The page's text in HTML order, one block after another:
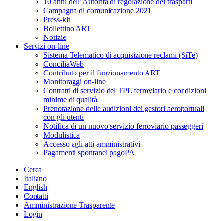
10 anni dell’Autorità di regolazione dei trasporti
Campagna di comunicazione 2021
Press-kit
Bollettino ART
Notizie
Servizi on-line
Sistema Telematico di acquisizione reclami (SiTe)
ConciliaWeb
Contributo per il funzionamento ART
Monitoraggi on-line
Contratti di servizio del TPL ferroviario e condizioni
minime di qualità
Prenotazione delle audizioni dei gestori aeroportuali
con gli utenti
Notifica di un nuovo servizio ferroviario passeggeri
Modulistica
Accesso agli atti amministrativi
Pagamenti spontanei pagoPA
Cerca
Italiano
English
Contatti
Amministrazione Trasparente
Login